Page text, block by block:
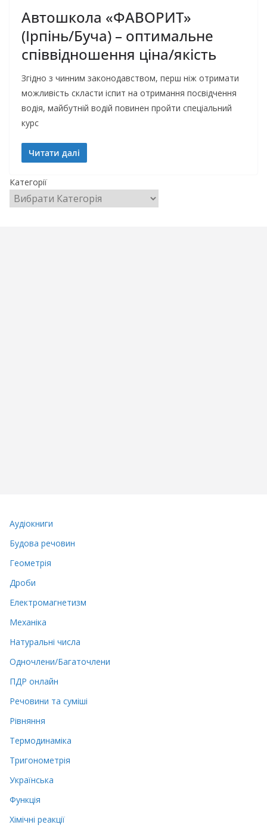
Автошкола «ФАВОРИТ»
(Ірпінь/Буча) – оптимальне
співвідношення ціна/якість
Згідно з чинним законодавством, перш ніж отримати
можливість скласти іспит на отримання посвідчення
водія, майбутній водій повинен пройти спеціальний
курс
Читати далі
Категорії
Аудіокниги
Будова речовин
Геометрія
Дроби
Електромагнетизм
Механіка
Натуральні числа
Одночлени/Багаточлени
ПДР онлайн
Речовини та суміші
Рівняння
Термодинаміка
Тригонометрія
Українська
Функція
Хімічні реакції